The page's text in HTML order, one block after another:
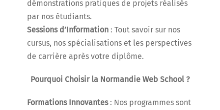
démonstrations pratiques de projets réalisés
par nos étudiants.
Sessions d’Information : Tout savoir sur nos
cursus, nos spécialisations et les perspectives
de carrière après votre diplôme.
Pourquoi Choisir la Normandie Web School ?
Formations Innovantes: Nos programmes sont